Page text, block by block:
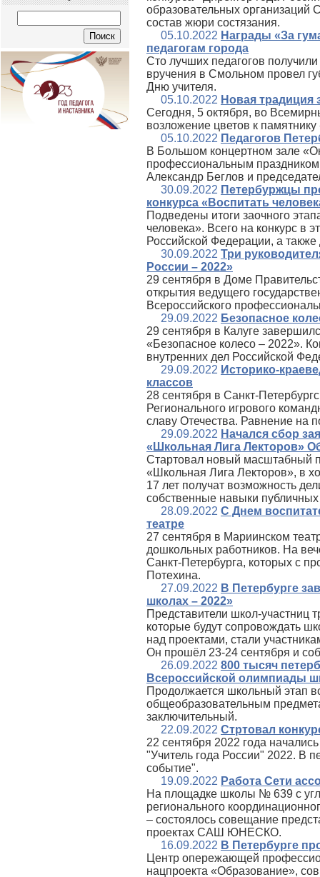
образовательных организаций
состав жюри состязания.
05.10.2022 Награды «За
педагогам города
Сто лучших педагогов
вручения в Смольном провел
Дню учителя.
05.10.2022 Новая традиция
Сегодня, 5 октября, во
возложение цветов к
05.10.2022 Педагогов
В Большом концертном зале
профессиональным праздником
Александр Беглов и
30.09.2022 Петербуржцы
конкурса «Воспитать
Подведены итоги заочного
человека». Всего на конкурс в
Российской Федерации, а
30.09.2022 Три
России – 2022»
29 сентября в Доме
открытия ведущего
Всероссийского
29.09.2022 Безопасное
29 сентября в Калуге
«Безопасное колесо – 2022».
внутренних дел Российской
29.09.2022 Историко-
классов
28 сентября в
Регионального игрового
славу Отечества. Равнение на
29.09.2022 Начался сбор
«Школьная Лига Лекторов»
Стартовал новый масштабный
«Школьная Лига Лекторов», в
17 лет получат возможность
собственные навыки
28.09.2022 С Днем
театре
27 сентября в Мариинском
дошкольных работников. На
Санкт‑Петербурга, которых с
Потехина.
27.09.2022 В Петербурге
школах – 2022»
Представители школ-участниц
которые будут сопровождать
над проектами, стали
Он прошёл 23-24 сентября и
26.09.2022 800 тысяч
Всероссийской олимпиады
Продолжается школьный этап
общеобразовательным
заключительный.
22.09.2022 Стртовал
22 сентября 2022 года
"Учитель года России" 2022. В
событие".
19.09.2022 Работа Сети
На площадке школы № 639 с
регионального
– состоялось совещание
проектах САШ ЮНЕСКО.
16.09.2022 В Петербурге
Центр опережающей
нацпроекта «Образование»,